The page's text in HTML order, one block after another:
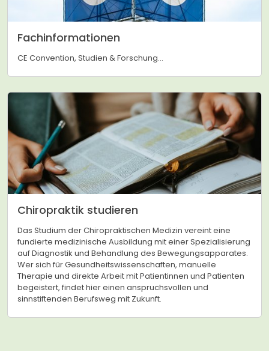
Fachinformationen
CE Convention, Studien & Forschung...
Chiropraktik studieren
Das Studium der Chiropraktischen Medizin vereint eine
fundierte medizinische Ausbildung mit einer Spezialisierung
auf Diagnostik und Behandlung des Bewegungsapparates.
Wer sich für Gesundheitswissenschaften, manuelle
Therapie und direkte Arbeit mit Patientinnen und Patienten
begeistert, findet hier einen anspruchsvollen und
sinnstiftenden Berufsweg mit Zukunft.